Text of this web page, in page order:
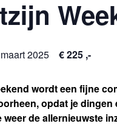
2025 € 225 ,-
wordt een fijne
opdat je
weer de allernieuwste